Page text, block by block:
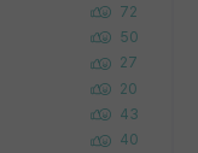
72
50
27
20
43
40